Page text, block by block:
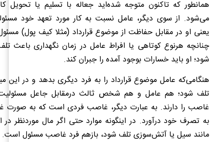
همانطور که تاکنون متوجه شده‌اید جعاله با تسلیم یا تحویل
می‌شود. از سوی دیگر، عامل نسبت به کار مورد تعهد خود
یعنی او در مقابل حفاظت از موضوع قرارداد (مثلا کیف پول)
چنانچه هرنوع کوتاهی یا افراط عامل در زمان نگهداری باعث
شود؛ او باید خسارات بوجود آمده را جبران کند.
هنگامی‌که عامل موضوع قرارداد را به فرد دیگری بدهد و در این
تلف شود؛ هم عامل و هم شخص ثالث درمقابل جاعل
غاصب را دارند. به عبارت دیگر، غاصب فردی است که به صورت
به تصرف خود درآورد. در اینگونه موارد حتی اگر مال موردنظر
مانند سیل یا آتش‌سوزی تلف شود، بازهم فرد غاصب مسئول است.